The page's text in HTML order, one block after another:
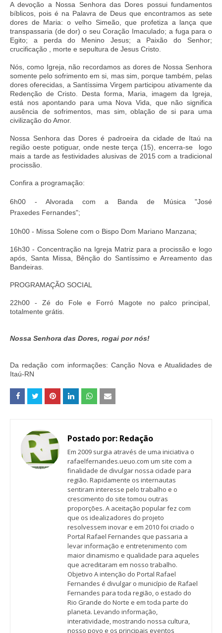
A devoção a Nossa Senhora das Dores possui fundamentos
bíblicos, pois é na Palavra de Deus que encontramos as sete
dores de Maria: o velho Simeão, que profetiza a lança que
transpassaria (de dor) o seu Coração Imaculado; a fuga para o
Egito; a perda do Menino Jesus; a Paixão do Senhor;
crucificação , morte e sepultura de Jesus Cristo.
Nós, como Igreja, não recordamos as dores de Nossa Senhora
somente pelo sofrimento em si, mas sim, porque também, pelas
dores oferecidas, a Santíssima Virgem participou ativamente da
Redenção de Cristo. Desta forma, Maria, imagem da Igreja,
está nos apontando para uma Nova Vida, que não significa
ausência de sofrimentos, mas sim, oblação de si para uma
civilização do Amor.
Nossa Senhora das Dores é padroeira da cidade de Itaú na
região oeste potiguar, onde neste terça (15), encerra-se logo
mais a tarde as festividades alusivas de 2015 com a tradicional
procissão.
Confira a programação:
6h00 - Alvorada com a Banda de Música "José
Praxedes Fernandes";
10h00 - Missa Solene com o Bispo Dom Mariano Manzana;
16h30 - Concentração na Igreja Matriz para a procissão e logo
após, Santa Missa, Bênção do Santíssimo e Arreamento das
Bandeiras.
PROGRAMAÇÃO SOCIAL
22h00 - Zé do Fole e Forró Magote no palco principal,
totalmente grátis.
Nossa Senhora das Dores, rogai por nós!
Da redação com informações: Canção Nova e Atualidades de
Itaú-RN
Postado por: Redação
Em 2009 surgia através de uma iniciativa o
rafaelfernandes.ueuo.com um site com a
finalidade de divulgar nossa cidade para
região. Rapidamente os internautas
sentiram interesse pelo trabalho e o
crescimento do site tomou outras
proporções. A aceitação popular fez com
que os idealizadores do projeto
resolvessem inovar e em 2010 foi criado o
Portal Rafael Fernandes que passaria a
levar informação e entretenimento com
maior dinamismo e qualidade para aqueles
que acreditaram em nosso trabalho.
Objetivo A intenção do Portal Rafael
Fernandes é divulgar o município de Rafael
Fernandes para toda região, o estado do
Rio Grande do Norte e em toda parte do
planeta. Levando informação,
interatividade, mostrando nossa cultura,
nosso povo e os principais eventos